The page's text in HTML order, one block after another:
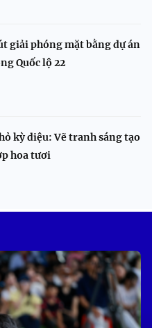
giải phóng mặt bằng dự án
Quốc lộ 22
kỳ diệu: Vẽ tranh sáng tạo
hoa tươi